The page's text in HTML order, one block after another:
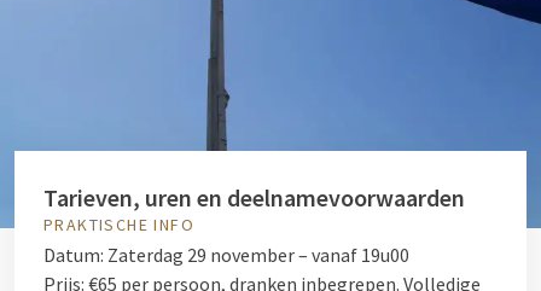
Tarieven, uren en deelnamevoorwaarden
PRAKTISCHE INFO
Datum: Zaterdag 29 november – vanaf 19u00
Prijs: €65 per persoon, dranken inbegrepen. Volledige